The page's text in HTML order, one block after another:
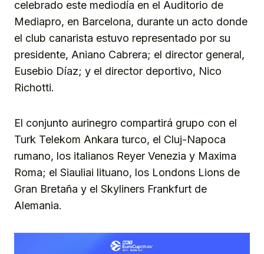
celebrado este mediodía en el Auditorio de
Mediapro, en Barcelona, durante un acto donde
el club canarista estuvo representado por su
presidente, Aniano Cabrera; el director general,
Eusebio Díaz; y el director deportivo, Nico
Richotti.
El conjunto aurinegro compartirá grupo con el
Turk Telekom Ankara turco, el Cluj-Napoca
rumano, los italianos Reyer Venezia y Maxima
Roma; el Siauliai lituano, los Londons Lions de
Gran Bretaña y el Skyliners Frankfurt de
Alemania.